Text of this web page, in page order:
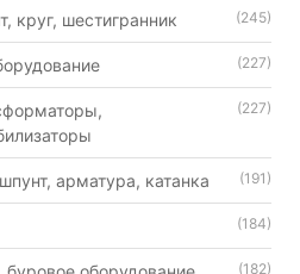
круг, шестигранник (245)
(227)
(227)
арматура, катанка (191)
(184)
(182)